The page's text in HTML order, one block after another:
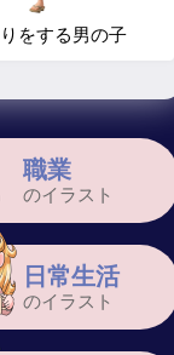
職業
のイラスト
日常生活
のイラスト
をする男の子